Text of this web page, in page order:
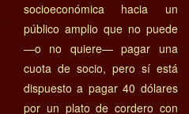
socioeconómica hacia un
público amplio que no puede
—o no quiere— pagar una
cuota de socio, pero sí está
dispuesto a pagar 40 dólares
por un plato de cordero con